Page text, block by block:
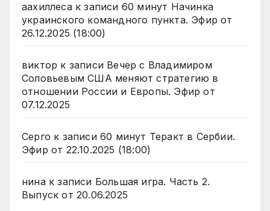
аахиллесак записи 60 минут Начинка
украинского командного пункта. Эфир от
26.12.2025 (18:00)
виктор к записи Вечер с Владимиром
Соловьевым США меняют стратегию в
отношении России и Европы. Эфир от
07.12.2025
Серго к записи 60 минут Теракт в Сербии.
Эфир от 22.10.2025 (18:00)
нинак записи Большая игра. Часть 2.
Выпуск от 20.06.2025